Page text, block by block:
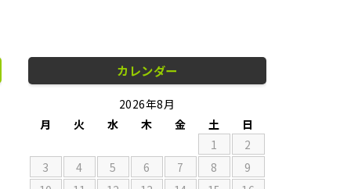
カレンダー
2026年8月
月
火 水 木 金 土
日
1
2
3
4 5 6 7 8
9